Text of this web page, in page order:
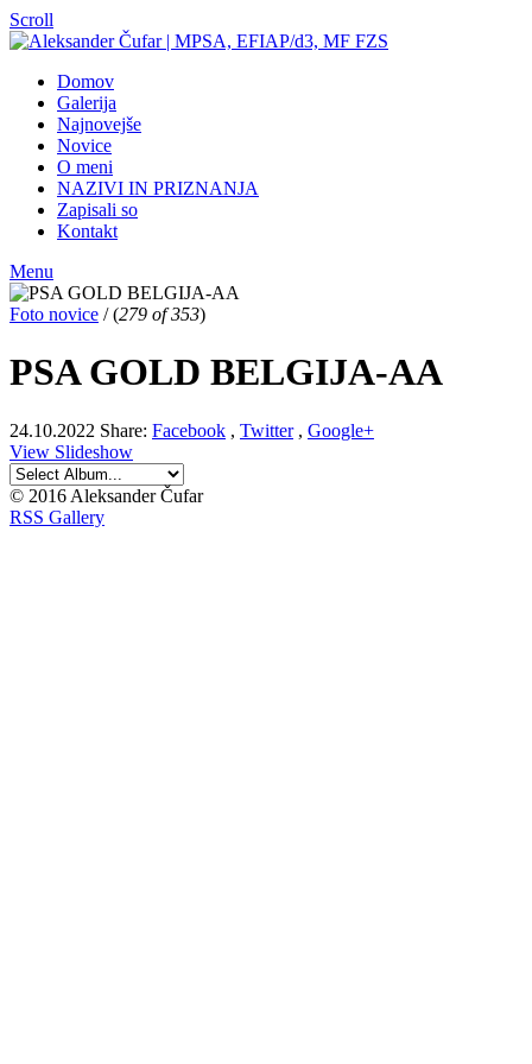
Scroll
Domov
Galerija
Najnovejše
Novice
O meni
NAZIVI IN PRIZNANJA
Zapisali so
Kontakt
Menu
Foto novice /(279 of 353)
PSA GOLD BELGIJA-AA
24.10.2022 Share: Facebook , Twitter, Google+
View Slideshow
© 2016 Aleksander Čufar
RSS Gallery